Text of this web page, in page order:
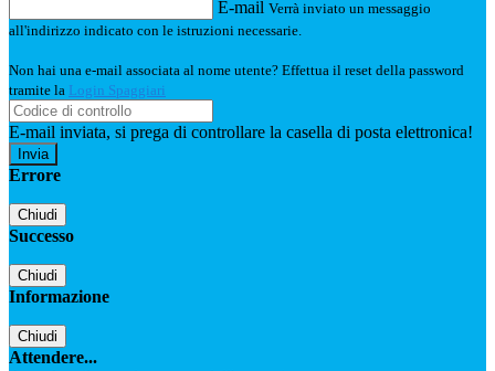
E-mail Verrà inviato un messaggio
all'indirizzo indicato con le istruzioni necessarie.
Non hai una e-mail associata al nome utente? Effettua il reset della password
tramite la Login Spaggiari
E-mail inviata, si prega di controllare la casella di posta elettronica!
Errore
Chiudi
Successo
Chiudi
Informazione
Chiudi
Attendere...